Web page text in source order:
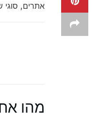
אתרים, סוגי
מהו